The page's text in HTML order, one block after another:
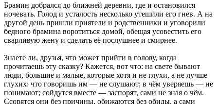
Брамин добрался до ближней деревни, где и остановился
ночевать. Голод и усталость несколько утешили его гнев. А на
другой день пришли приятели и родственники и уговорили
бедного брамина воротиться домой, обещая усовестить его
сварливую жену и сделать её послушнее и смирнее.
Знаете ли, друзья, что может прийти в голову, когда
прочитаешь эту сказку? Кажется, вот что: на свете бывают
люди, большие и малые, которые хотя и не глухи, а не лучше
глухих: что говоришь им — не слушают; в чём уверяешь — не
понимают; сойдутся вместе — заспорят, сами не зная о чём.
Ссорятся они без причины, обижаются без обиды, а сами